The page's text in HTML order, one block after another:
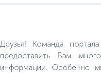
тех сведениях, которые помогут
и вам поймать солидного
усатого трофея.
Друзья! Команда
предоставить Вам
информации. Особенно